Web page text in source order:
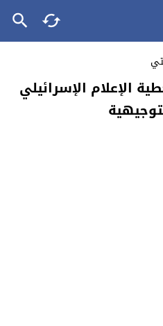
الإعلام الإسرائيلي